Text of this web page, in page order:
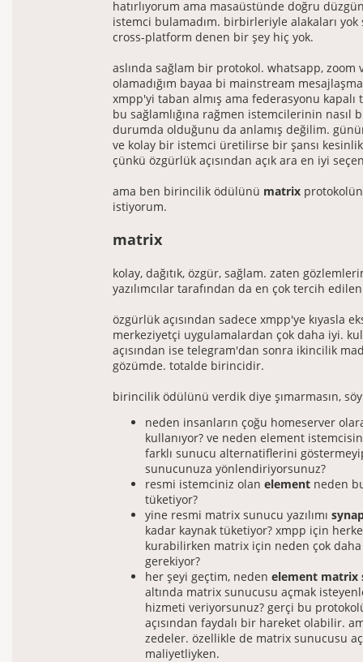
hatırlıyorum ama masaüstünde doğru
istemci bulamadım. birbirleriyle alakaları yok
cross-platform denen bir şey hiç yok.
aslında sağlam bir protokol. whatsapp, zoom
olamadığım bayaa bi mainstream
xmpp'yi taban almış ama federasyonu
bu sağlamlığına rağmen istemcilerinin nasıl
durumda olduğunu da anlamış değilim.
ve kolay bir istemci üretilirse bir şansı
çünkü özgürlük açısından açık ara en iyi
ama ben birincilik ödülünü matrix
istiyorum.
matrix
kolay, dağıtık, özgür, sağlam. zaten
yazılımcılar tarafından da en çok tercih
özgürlük açısından sadece xmpp'ye kıyasla
merkeziyetçi uygulamalardan çok daha iyi.
açısından ise telegram'dan sonra ikincilik
gözümde. totalde birincidir.
birincilik ödülünü verdik diye şımarmasın,
neden insanların çoğu homeserver
kullanıyor? ve neden element
farklı sunucu alternatiflerini
sunucunuza yönlendiriyorsunuz?
resmi istemciniz olan element neden
tüketiyor?
yine resmi matrix sunucu yazılımı
kadar kaynak tüketiyor? xmpp için
kurabilirken matrix için neden çok
gerekiyor?
her şeyi geçtim, neden element matrix
altında matrix sunucusu açmak
hizmeti veriyorsunuz? gerçi bu
açısından faydalı bir hareket olabilir.
zedeler. özellikle de matrix sunucusu
maliyetliyken.